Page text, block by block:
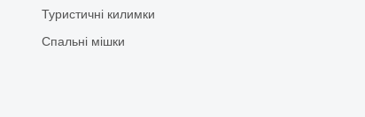
Туристичні килимки
Спальні мішки